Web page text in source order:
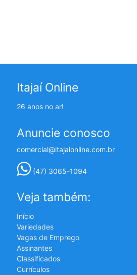
Itajaí Online
26 anos no ar!
Anuncie conosco
comercial@itajaionline.com.br
(47) 3065-1094
Veja também:
Início
Variedades
Vagas de Emprego
Assinantes
Classificados
Currículos